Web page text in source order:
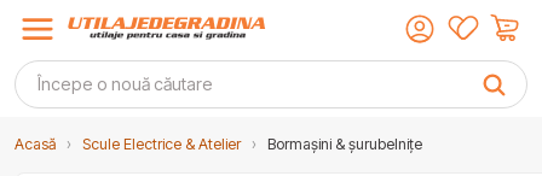
Acasă › Scule Electrice & Atelier › Bormașini & șurubelnițe